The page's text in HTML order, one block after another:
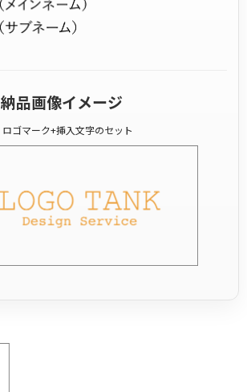
納品画像イメージ
ロゴマーク+挿入文字のセット